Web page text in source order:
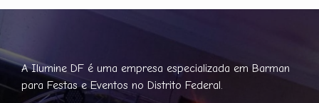
A Ilumine DF é uma empresa especializada em Barman
para Festas e Eventos no Distrito Federal.